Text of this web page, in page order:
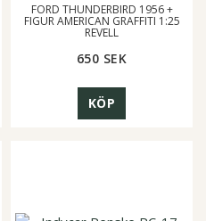
FORD THUNDERBIRD 1956 +
FIGUR AMERICAN GRAFFITI 1:25
REVELL
650 SEK
KÖP